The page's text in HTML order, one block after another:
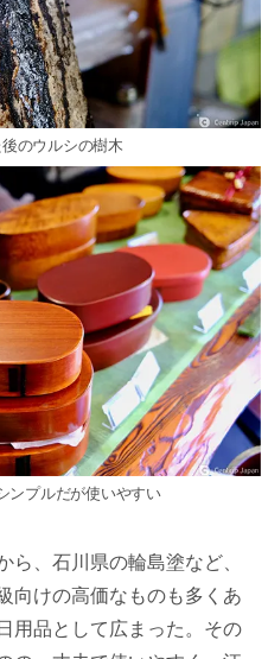
のウルシの樹木
ンプルだが使いやすい
ら、石川県の輪島塗など、
向けの高価なものも多くあ
用品として広まった。その